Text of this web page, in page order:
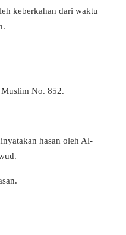
keberkahan dari waktu
No. 852.
hasan oleh Al-